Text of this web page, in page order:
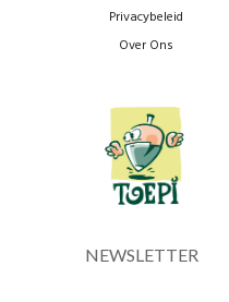
Privacybeleid
Over Ons
NEWSLETTER